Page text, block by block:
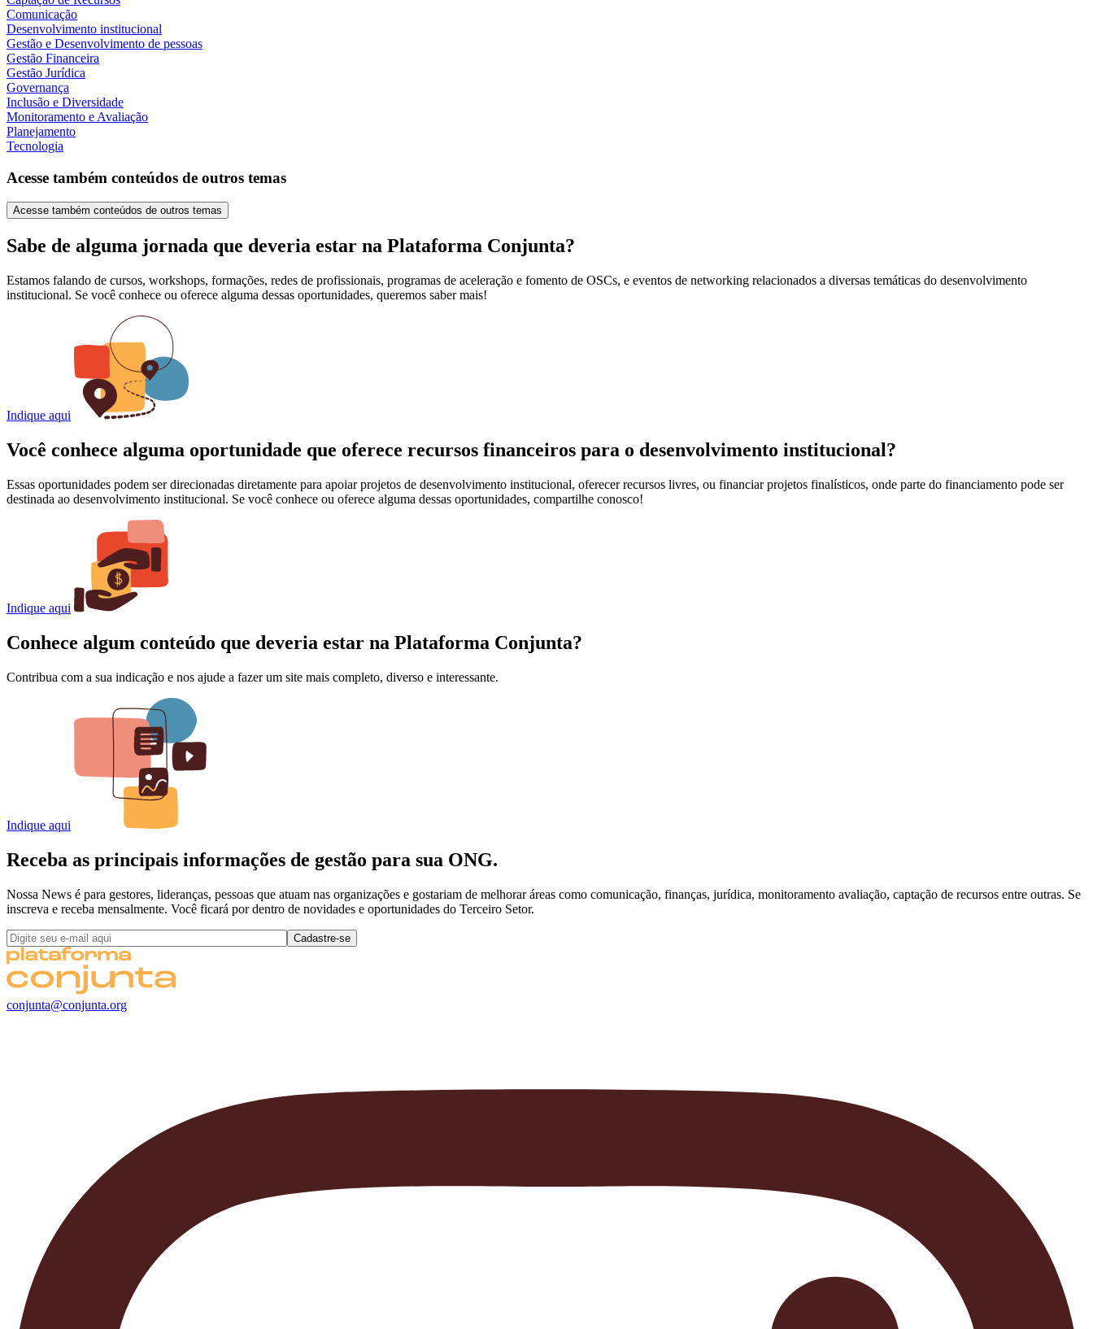
Comunicação
Desenvolvimento institucional
Gestão e Desenvolvimento de pessoas
Gestão Financeira
Gestão Jurídica
Governança
Inclusão e Diversidade
Monitoramento e Avaliação
Planejamento
Tecnologia
Acesse também conteúdos de outros temas
Acesse também conteúdos de outros temas
Sabe de alguma jornada que deveria estar na Plataforma Conjunta?
Estamos falando de cursos, workshops, formações, redes de profissionais, programas de aceleração e fomento de OSCs, e eventos de networking relacionados a diversas temáticas do desenvolvimento
institucional. Se você conhece ou oferece alguma dessas oportunidades, queremos saber mais!
Indique aqui
Você conhece alguma oportunidade que oferece recursos financeiros para o desenvolvimento institucional?
Essas oportunidades podem ser direcionadas diretamente para apoiar projetos de desenvolvimento institucional, oferecer recursos livres, ou financiar projetos finalísticos, onde parte do financiamento pode ser
destinada ao desenvolvimento institucional. Se você conhece ou oferece alguma dessas oportunidades, compartilhe conosco!
Indique aqui
Conhece algum conteúdo que deveria estar na Plataforma Conjunta?
Contribua com a sua indicação e nos ajude a fazer um site mais completo, diverso e interessante.
Indique aqui
Receba as principais informações de gestão para sua ONG.
Nossa News é para gestores, lideranças, pessoas que atuam nas organizações e gostariam de melhorar áreas como comunicação, finanças, jurídica, monitoramento avaliação, captação de recursos entre outras. Se
inscreva e receba mensalmente. Você ficará por dentro de novidades e oportunidades do Terceiro Setor.
conjunta@conjunta.org